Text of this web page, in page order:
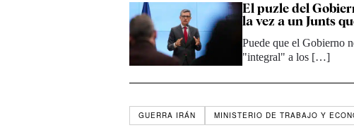
El puzle del
la vez a un Junts
Puede que el Gobierno
"integral" a los […]
GUERRA IRÁN MINISTERIO DE TRABAJO Y